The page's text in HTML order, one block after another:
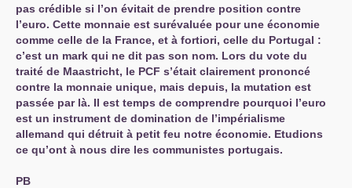
pas crédible si l’on évitait de prendre position contre
l’euro. Cette monnaie est surévaluée pour une économie
comme celle de la France, et à fortiori, celle du Portugal :
c’est un mark qui ne dit pas son nom. Lors du vote du
traité de Maastricht, le PCF s’était clairement prononcé
contre la monnaie unique, mais depuis, la mutation est
passée par là. Il est temps de comprendre pourquoi l’euro
est un instrument de domination de l’impérialisme
allemand qui détruit à petit feu notre économie. Etudions
ce qu’ont à nous dire les communistes portugais.
PB